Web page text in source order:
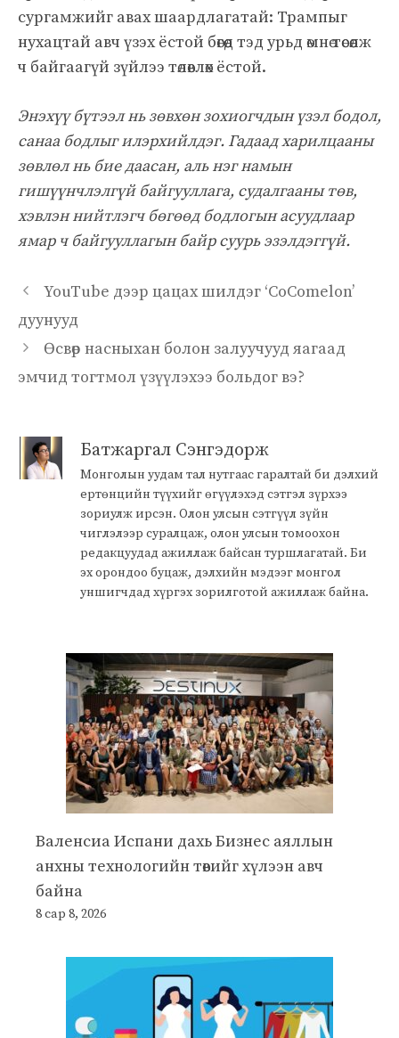
сургамжийг авах шаардлагатай: Трампыг
нухацтай авч үзэх ёстой бөгөөд тэд урьд өмнө төсөөлж
ч байгаагүй зүйлээ төлөвлөх ёстой.
Энэхүү бүтээл нь зөвхөн зохиогчдын үзэл бодол,
санаа бодлыг илэрхийлдэг. Гадаад харилцааны
зөвлөл нь бие даасан, аль нэг намын
гишүүнчлэлгүй байгууллага, судалгааны төв,
хэвлэн нийтлэгч бөгөөд бодлогын асуудлаар
ямар ч байгууллагын байр суурь эзэлдэггүй.
YouTube дээр цацах шилдэг ‘CoComelon’
дуунууд
Өсвөр насныхан болон залуучууд яагаад
эмчид тогтмол үзүүлэхээ больдог вэ?
Батжаргал Сэнгэдорж
Монголын уудам тал нутгаас гаралтай би дэлхий
ертөнцийн түүхийг өгүүлэхэд сэтгэл зүрхээ
зориулж ирсэн. Олон улсын сэтгүүл зүйн
чиглэлээр суралцаж, олон улсын томоохон
редакцуудад ажиллаж байсан туршлагатай. Би
эх орондоо буцаж, дэлхийн мэдээг монгол
уншигчдад хүргэх зорилготой ажиллаж байна.
Валенсиа Испани дахь Бизнес аяллын
анхны технологийн төвийг хүлээн авч
байна
8 сар 8, 2026